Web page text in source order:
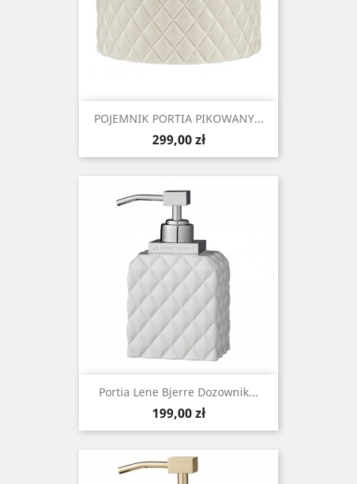
POJEMNIK PORTIA PIKOWANY...
Cena
299,00 zł
Portia Lene Bjerre Dozownik...
Cena
199,00 zł